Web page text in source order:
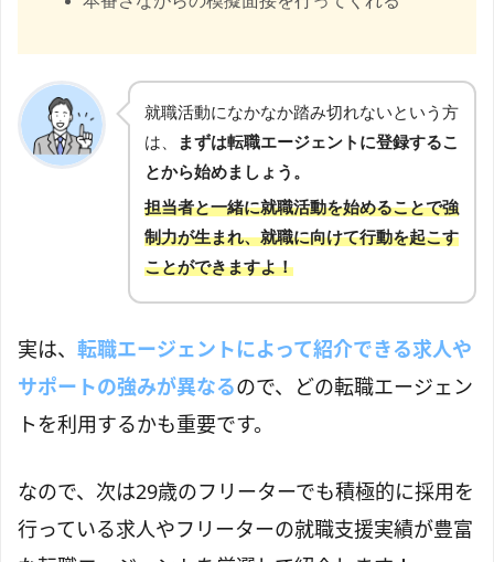
就職活動になかなか踏み切れないという方
は、
まずは転職エージェントに登録するこ
とから始めましょう。
担当者と一緒に就職活動を始めることで強
制力が生まれ、就職に向けて行動を起こす
ことができますよ！
実は、 転職エージェントによって紹介できる求人や
サポートの強みが異なるので、どの転職エージェン
トを利用するかも重要です。
なので、次は29歳のフリーターでも積極的に採用を
行っている求人やフリーターの就職支援実績が豊富